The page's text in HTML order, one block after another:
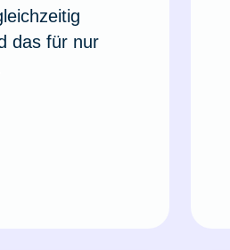
das für nur